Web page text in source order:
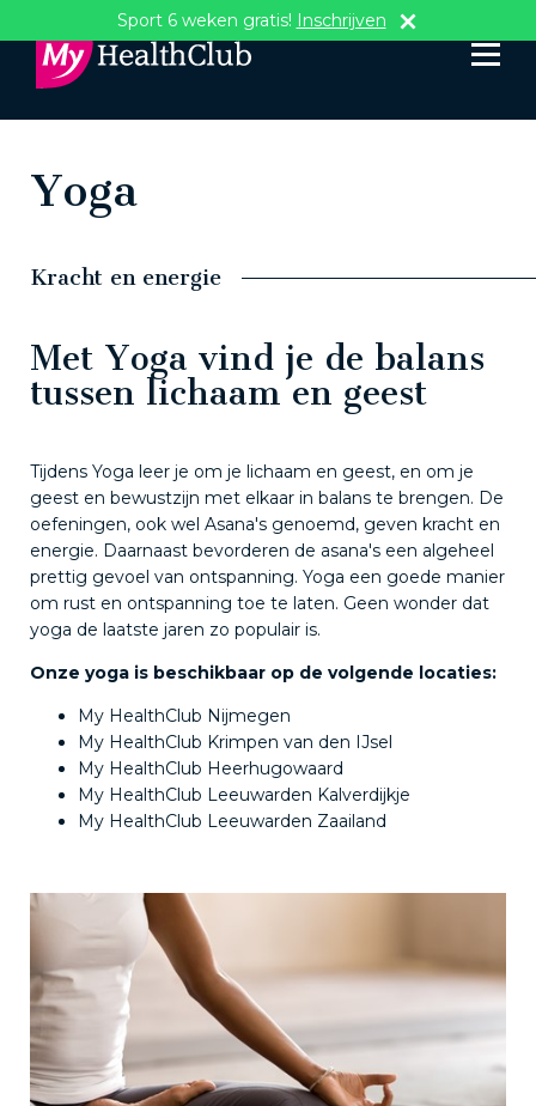
Sport 6 weken gratis! Inschrijven
Yoga
Kracht en energie
Met Yoga vind je de balans
tussen lichaam en geest
Tijdens Yoga leer je om je lichaam en geest, en om je
geest en bewustzijn met elkaar in balans te brengen. De
oefeningen, ook wel Asana's genoemd, geven kracht en
energie. Daarnaast bevorderen de asana's een algeheel
prettig gevoel van ontspanning. Yoga een goede manier
om rust en ontspanning toe te laten. Geen wonder dat
yoga de laatste jaren zo populair is.
Onze yoga is beschikbaar op de volgende locaties:
My HealthClub Nijmegen
My HealthClub Krimpen van den IJsel
My HealthClub Heerhugowaard
My HealthClub Leeuwarden Kalverdijkje
My HealthClub Leeuwarden Zaailand